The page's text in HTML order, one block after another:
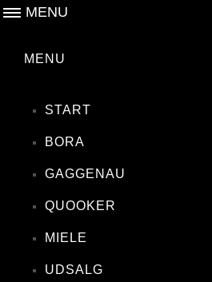
MENU
MENU
START
BORA
GAGGENAU
QUOOKER
MIELE
UDSALG